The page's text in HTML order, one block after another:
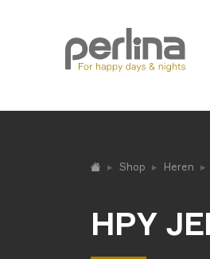
Shop Heren
HPY